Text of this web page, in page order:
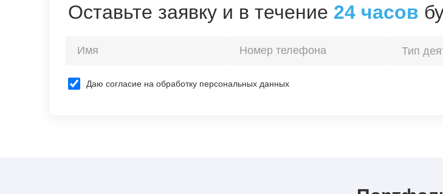
Оставьте заявку и в течение 24 часов
Тип
Даю согласие на обработку персональных данных